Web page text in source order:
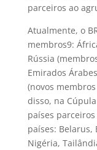
parceiros ao
Atualmente, o
membros9:
Rússia
Emirados
(novos
disso, na
países
países: Belarus,
Nigéria,